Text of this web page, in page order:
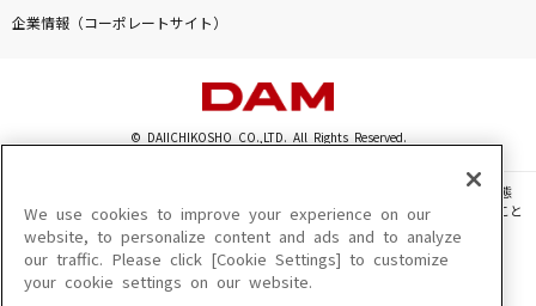
企業情報（コーポレートサイト）
© DAIICHIKOSHO CO.,LTD. All Rights Reserved.
このサイトに掲載されている一切の文章・画像・写真・動画・音声等を、手段や形態
を問わず、著作権法の定める範囲を超えて無断で複製、転載、ファイル化などすること
を禁じます。
楽曲及びコンテンツは、機種によりご利用いただけない場合があります。
楽曲及びコンテンツの配信日、配信内容が変更になる場合があります。
We use cookies to improve your experience on our
website, to personalize content and ads and to analyze
our traffic. Please click [Cookie Settings] to customize
your cookie settings on our website.